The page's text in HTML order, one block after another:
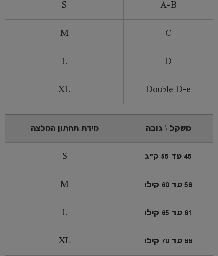
A-B
S
C
M
D
L
Double D-e
XL
משקל \ גובה מידת תחתון המלצה
45 עד 55 ק"ג S
56 עד 60 קילו M
61 עד 65 קילו L
66 עד 70 קילו XL